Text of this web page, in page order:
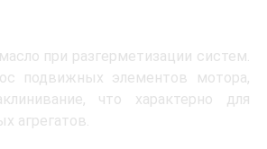
при разгерметизации систем.
подвижных элементов мотора,
что характерно для
агрегатов.